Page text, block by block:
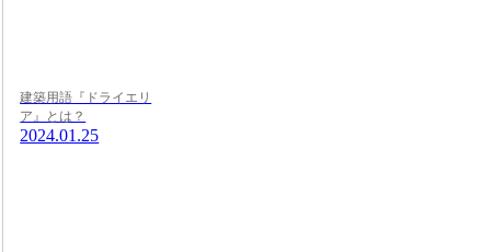
建築用語『ドライエリ
ア』とは？
2024.01.25